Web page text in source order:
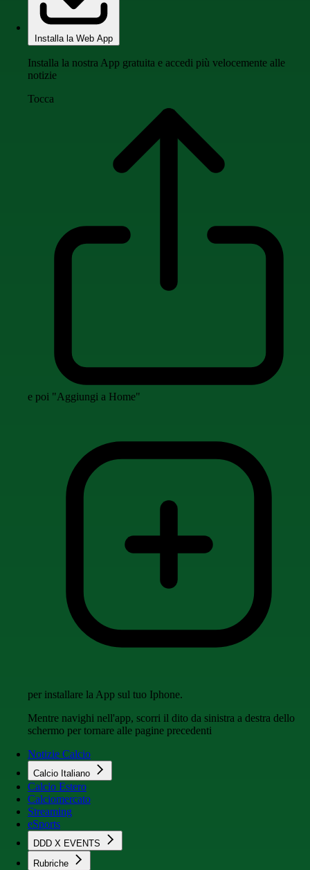
Installa la Web App
Installa la nostra App gratuita e accedi più velocemente alle
notizie
Tocca
e poi "Aggiungi a Home"
per installare la App sul tuo Iphone.
Mentre navighi nell'app, scorri il dito da sinistra a destra dello
schermo per tornare alle pagine precedenti
Notizie Calcio
Calcio Italiano
Calcio Estero
Calciomercato
Streaming
eSports
DDD X EVENTS
Rubriche